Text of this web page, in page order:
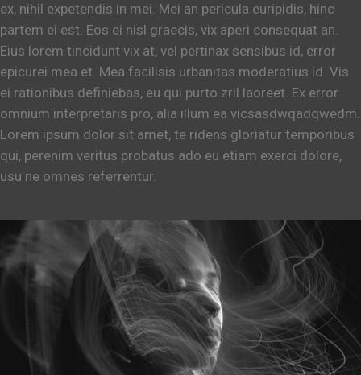
ex, nihil expetendis in mei. Mei an pericula euripidis, hinc
partem ei est. Eos ei nisl graecis, vix aperi consequat an.
Eius lorem tincidunt vix at, vel pertinax sensibus id, error
epicurei mea et. Mea facilisis urbanitas moderatius id. Vis
ei rationibus definiebas, eu qui purto zril laoreet. Ex error
omnium interpretaris pro, alia illum ea vicsasdwqadqwedm.
Lorem ipsum dolor sit amet, te ridens gloriatur temporibus
qui, perenim veritus probatus ado eu etiam exerci dolore,
usu ne omnes referrentur.